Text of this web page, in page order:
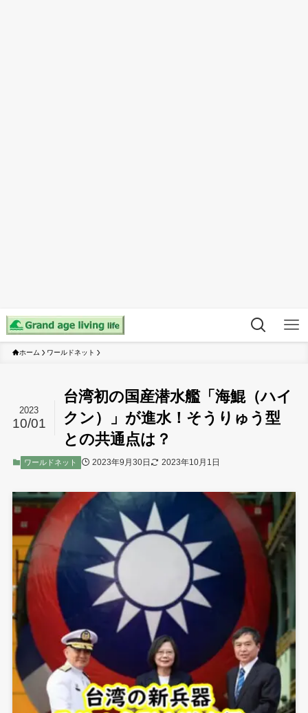
ホーム ワールドネット
台湾初の国産潜水艦「海鯤（ハイ
クン）」が進水！そうりゅう型
との共通点は？
2023
10/01
ワールドネット 2023年9月30日 2023年10月1日